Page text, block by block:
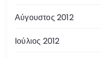
Αύγουστος 2012
Ιούλιος 2012